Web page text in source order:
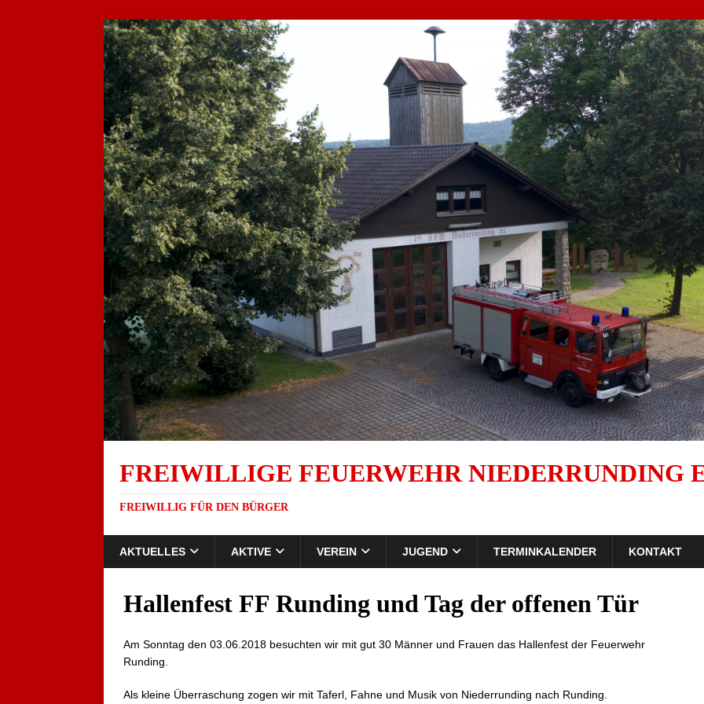
FREIWILLIGE FEUERWEHR NIEDERRUNDING
FREIWILLIG FÜR DEN BÜRGER
AKTUELLES AKTIVE VEREIN JUGEND TERMINKALENDER KONTAKT
Hallenfest FF Runding und Tag der offenen Tür
Am Sonntag den 03.06.2018 besuchten wir mit gut 30 Männer und Frauen das Hallenfest der Feuerwehr
Runding.
Als kleine Überraschung zogen wir mit Taferl, Fahne und Musik von Niederrunding nach Runding.